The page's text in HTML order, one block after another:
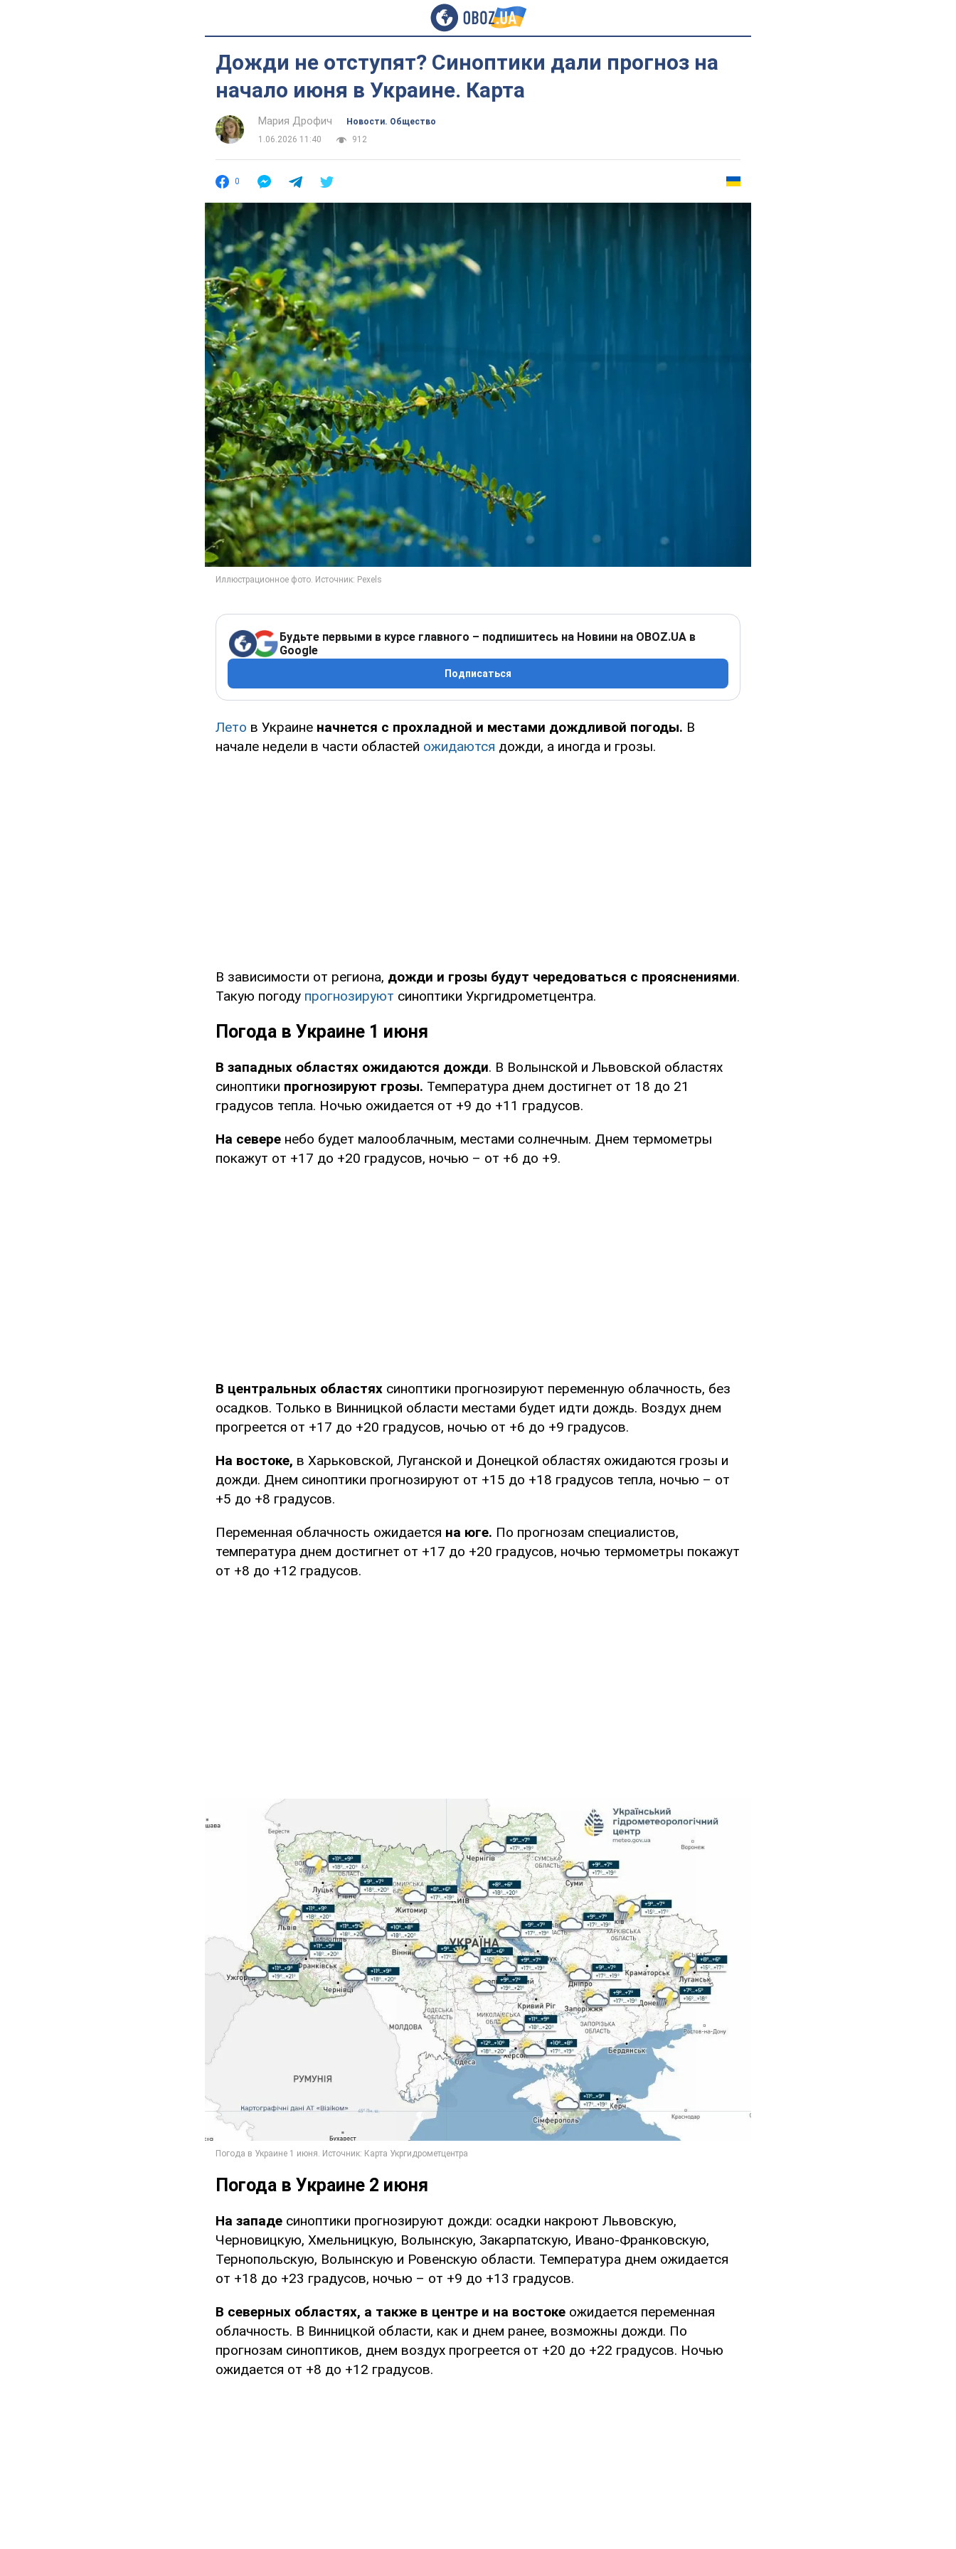
Дожди не отступят? Синоптики дали прогноз на
начало июня в Украине. Карта
Мария Дрофич
Новости. Общество
1.06.2026 11:40
912
0
Будьте первыми в курсе главного – подпишитесь на Новини на OBOZ.UA в
Google
Подписаться
Лето в Украине начнется с прохладной и местами дождливой погоды. В
начале недели в части областей ожидаются дожди, а иногда и грозы.
В зависимости от региона, дожди и грозы будут чередоваться с прояснениями.
Такую погоду прогнозируют синоптики Укргидрометцентра.
Погода в Украине 1 июня
В западных областях ожидаются дожди. В Волынской и Львовской областях
синоптики прогнозируют грозы. Температура днем достигнет от 18 до 21
градусов тепла. Ночью ожидается от +9 до +11 градусов.
На севере небо будет малооблачным, местами солнечным. Днем термометры
покажут от +17 до +20 градусов, ночью – от +6 до +9.
В центральных областях синоптики прогнозируют переменную облачность, без
осадков. Только в Винницкой области местами будет идти дождь. Воздух днем
прогреется от +17 до +20 градусов, ночью от +6 до +9 градусов.
На востоке, в Харьковской, Луганской и Донецкой областях ожидаются грозы и
дожди. Днем синоптики прогнозируют от +15 до +18 градусов тепла, ночью – от
+5 до +8 градусов.
Переменная облачность ожидается на юге. По прогнозам специалистов,
температура днем достигнет от +17 до +20 градусов, ночью термометры покажут
от +8 до +12 градусов.
Погода в Украине 2 июня
На западе синоптики прогнозируют дожди: осадки накроют Львовскую,
Черновицкую, Хмельницкую, Волынскую, Закарпатскую, Ивано-Франковскую,
Тернопольскую, Волынскую и Ровенскую области. Температура днем ожидается
от +18 до +23 градусов, ночью – от +9 до +13 градусов.
В северных областях, а также в центре и на востоке ожидается переменная
облачность. В Винницкой области, как и днем ранее, возможны дожди. По
прогнозам синоптиков, днем воздух прогреется от +20 до +22 градусов. Ночью
ожидается от +8 до +12 градусов.